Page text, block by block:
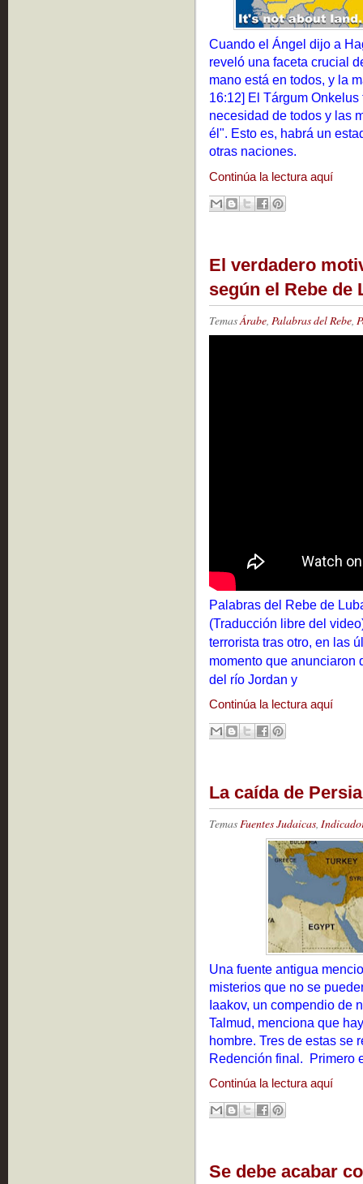
Cuando el Ángel dijo a
reveló una faceta crucial
mano está en todos, y la
16:12] El Tárgum
necesidad de todos y las
él". Esto es, habrá un
otras naciones.
Continúa la lectura aquí
El verdadero
según el Rebe de
TemasÁrabe Palabras del Rebe
Palabras del Rebe de
(Traducción libre del
terrorista tras otro, en las
momento que anunciaron
del río Jordan y
Continúa la lectura aquí
La caída de
TemasFuentes Judaicas,
Una fuente antigua
misterios que no se
Iaakov, un compendio de
Talmud, menciona que
hombre. Tres de estas se
Redención final. Primero
Continúa la lectura aquí
Se debe acabar